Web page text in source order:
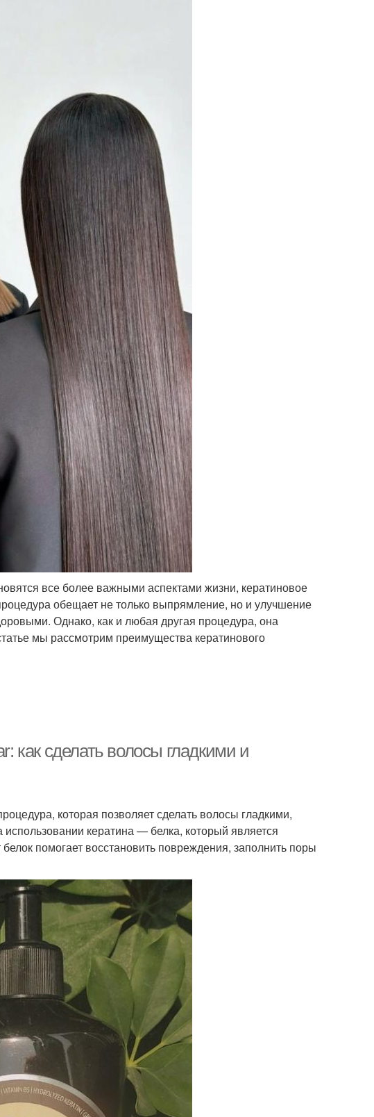
все более важными аспектами жизни, кератиновое
обещает не только выпрямление, но и улучшение
Однако, как и любая другая процедура, она
мы рассмотрим преимущества кератинового
как сделать волосы гладкими и
которая позволяет сделать волосы гладкими,
кератина — белка, который является
помогает восстановить повреждения, заполнить поры